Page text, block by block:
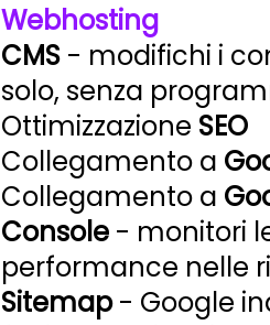
Webhosting
CMS - modifichi i
solo, senza
Ottimizzazione SEO
Collegamento a
Collegamento a
Console - monitori
performance nelle
Sitemap- Google